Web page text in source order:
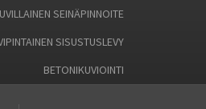
SEINÄPINNOITE
SISUSTUSLEVY
BETONIKUVIOINTI